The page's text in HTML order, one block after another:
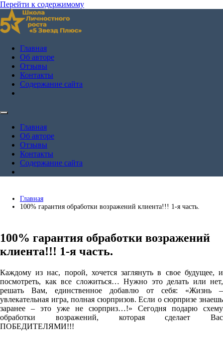
Перейти к содержимому
Школа личностного роста Андрея Жулая "5 Звёзд Плюс"
Андрей Жулай — личный блог
Главная
Об авторе
Отзывы
Контакты
Содержание сайта
Главная
Об авторе
Отзывы
Контакты
Содержание сайта
Главная
100% гарантия обработки возражений клиента!!! 1-я часть.
100% гарантия обработки возражений
клиента!!! 1-я часть.
Каждому из нас, порой, хочется заглянуть в свое будущее, и
посмотреть, как все сложиться… Нужно это делать или нет,
решать Вам, единственное добавлю от себя: «Жизнь –
увлекательная игра, полная сюрпризов. Если о сюрпризе знаешь
заранее – это уже не сюрприз…!» Сегодня подарю схему
обработки возражений, которая сделает Вас
ПОБЕДИТЕЛЯМИ!!!